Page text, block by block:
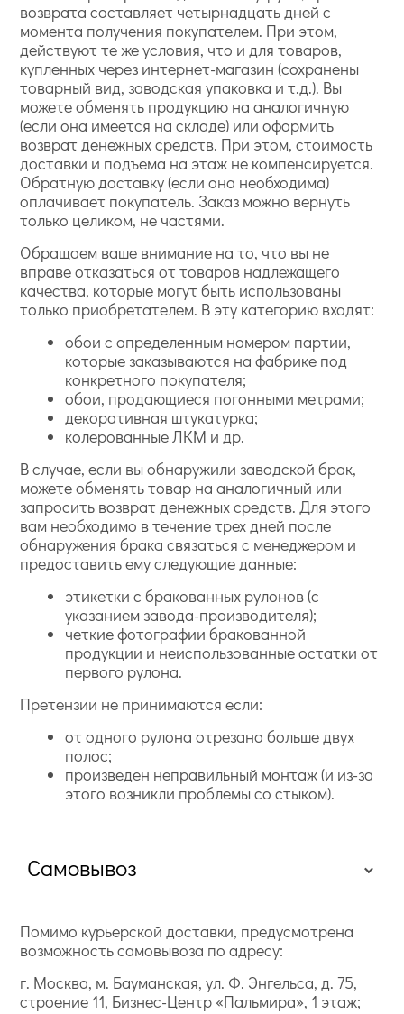
возврата составляет четырнадцать дней с
момента получения покупателем. При этом,
действуют те же условия, что и для товаров,
купленных через интернет-магазин (сохранены
товарный вид, заводская упаковка и т.д.). Вы
можете обменять продукцию на аналогичную
(если она имеется на складе) или оформить
возврат денежных средств. При этом, стоимость
доставки и подъема на этаж не компенсируется.
Обратную доставку (если она необходима)
оплачивает покупатель. Заказ можно вернуть
только целиком, не частями.
Обращаем ваше внимание на то, что вы не
вправе отказаться от товаров надлежащего
качества, которые могут быть использованы
только приобретателем. В эту категорию входят:
обои с определенным номером партии,
которые заказываются на фабрике под
конкретного покупателя;
обои, продающиеся погонными метрами;
декоративная штукатурка;
колерованные ЛКМ и др.
В случае, если вы обнаружили заводской брак,
можете обменять товар на аналогичный или
запросить возврат денежных средств. Для этого
вам необходимо в течение трех дней после
обнаружения брака связаться с менеджером и
предоставить ему следующие данные:
этикетки с бракованных рулонов (с
указанием завода-производителя);
четкие фотографии бракованной
продукции и неиспользованные остатки от
первого рулона.
Претензии не принимаются если:
от одного рулона отрезано больше двух
полос;
произведен неправильный монтаж (и из-за
этого возникли проблемы со стыком).
Самовывоз
Помимо курьерской доставки, предусмотрена
возможность самовывоза по адресу:
г. Москва, м. Бауманская, ул. Ф. Энгельса, д. 75,
строение 11, Бизнес-Центр «Пальмира», 1 этаж;